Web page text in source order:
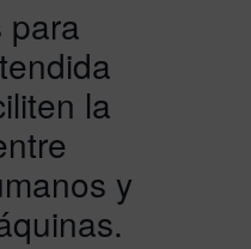
para
la
y